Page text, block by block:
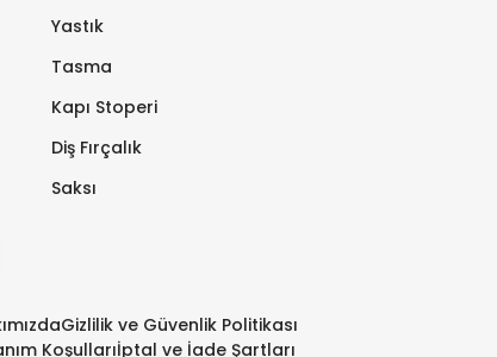
Yastık
Tasma
Kapı Stoperi
Diş Fırçalık
Saksı
Gizlilik ve Güvenlik Politikası
Koşullarıİptal ve İade Şartları